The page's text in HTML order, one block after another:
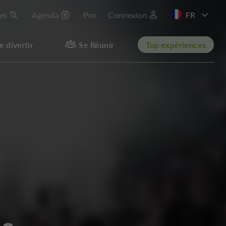
Agenda Pro Connexion
divertir Se Réunir Top expériences